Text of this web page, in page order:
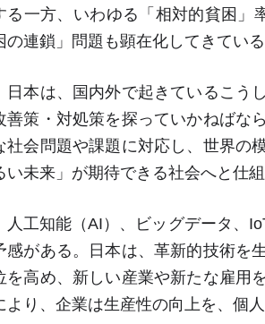
る一方、いわゆる「相対的貧困」
の連鎖」問題も顕在化してきている
本は、国内外で起きているこうし
善策・対処策を探っていかねばな
社会問題や課題に対応し、世界の
い未来」が期待できる社会へと仕
工知能（AI ）、ビッグデータ、
感がある。日本は、革新的技術を
を高め、新しい産業や新たな雇用
より、企業は生産性の向上を、個